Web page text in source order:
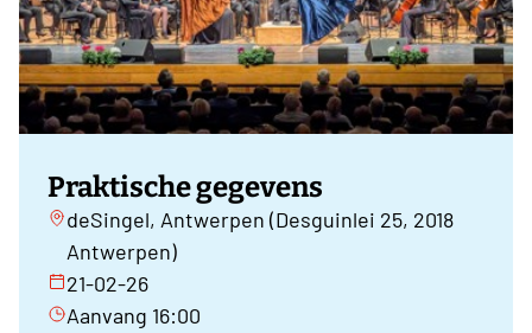
Praktische gegevens
deSingel, Antwerpen (Desguinlei 25, 2018
Antwerpen)
21-02-26
Aanvang 16:00